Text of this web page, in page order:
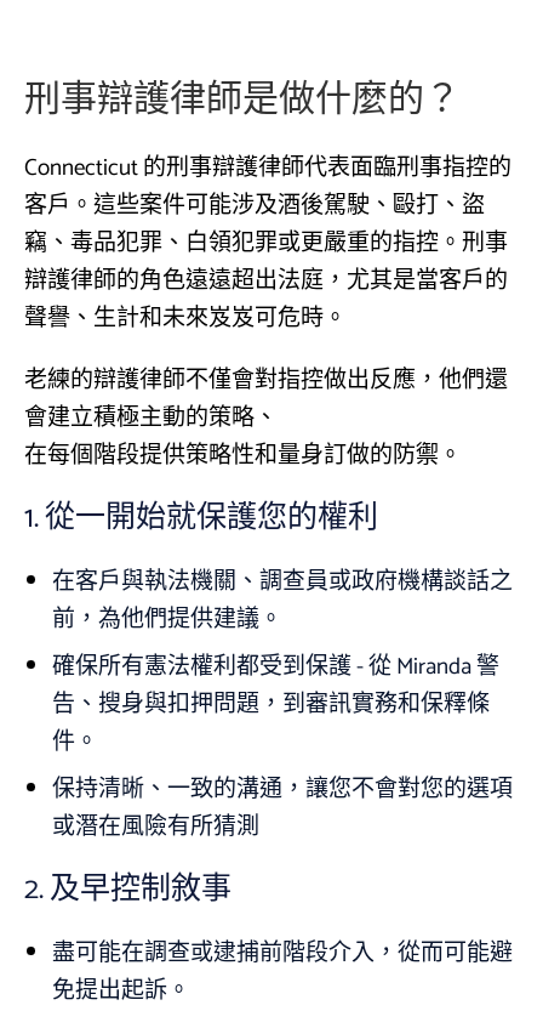
刑事辯護律師是做什麼的？
Connecticut 的刑事辯護律師代表面臨刑事指控的
客戶。這些案件可能涉及酒後駕駛、毆打、盜
竊、毒品犯罪、白領犯罪或更嚴重的指控。刑事
辯護律師的角色遠遠超出法庭，尤其是當客戶的
聲譽、生計和未來岌岌可危時。
老練的辯護律師不僅會對指控做出反應，他們還
會建立積極主動的策略、
在每個階段提供策略性和量身訂做的防禦。
1.從一開始就保護您的權利
在客戶與執法機關、調查員或政府機構談話之
前，為他們提供建議。
確保所有憲法權利都受到保護 - 從 Miranda 警
告、搜身與扣押問題，到審訊實務和保釋條
件。
保持清晰、一致的溝通，讓您不會對您的選項
或潛在風險有所猜測
2.及早控制敘事
盡可能在調查或逮捕前階段介入，從而可能避
免提出起訴。